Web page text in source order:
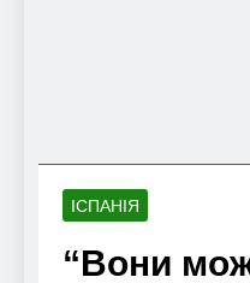
ІСПАНІЯ
“Вони